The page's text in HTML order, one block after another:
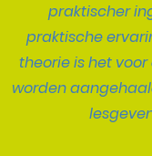
praktischer
praktische
theorie is het
worden